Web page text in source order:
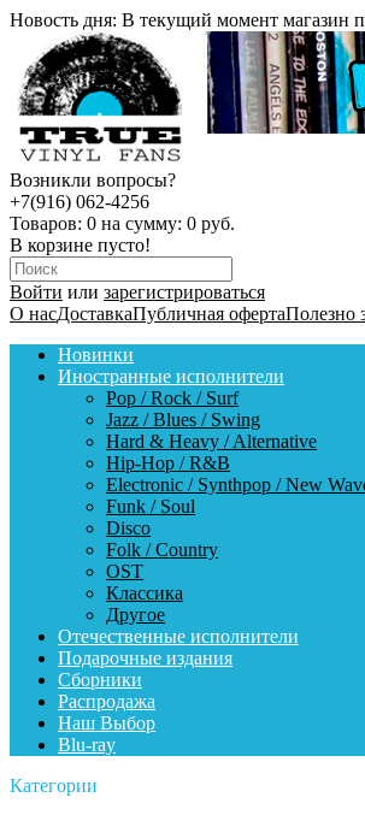
Новость дня: В текущий момент магазин
Возникли вопросы?
+7(916) 062-4256
Товаров: 0 на сумму: 0 руб.
В корзине пусто!
Войти или зарегистрироваться
О насДоставкаПубличная офертаПолезно
Новинки
Иностранные исполнители
Pop / Rock / Surf
Jazz / Blues / Swing
Hard & Heavy / Alternative
Hip-Hop / R&B
Electronic / Synthpop / New
Funk / Soul
Disco
Folk / Country
OST
Классика
Другое
Отечественные исполнители
Подарочные издания
Сборники
Распродажа
Наш Выбор
Blu-ray
Категории